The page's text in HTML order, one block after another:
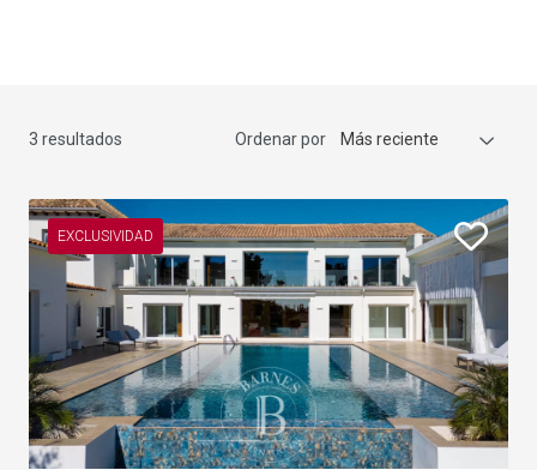
3 resultados Ordenar por Más reciente
EXCLUSIVIDAD